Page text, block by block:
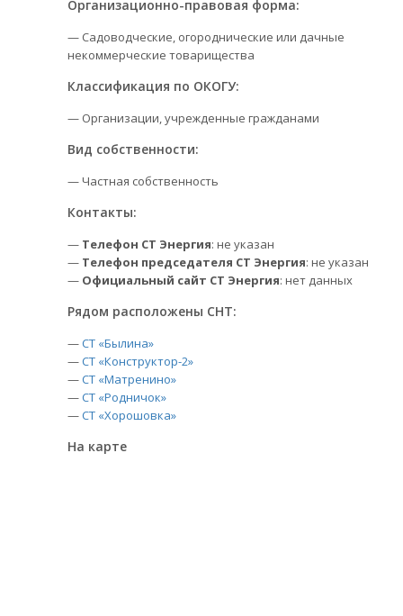
Организационно-правовая форма:
— Садоводческие, огороднические или дачные
некоммерческие товарищества
Классификация по ОКОГУ:
— Организации, учрежденные гражданами
Вид собственности:
— Частная собственность
Контакты:
— Телефон СТ Энергия: не указан
— Телефон председателя СТ Энергия: не указан
— Официальный сайт СТ Энергия: нет данных
Рядом расположены СНТ:
—СТ «Былина»
—СТ «Конструктор-2»
—СТ «Матренино»
—СТ «Родничок»
—СТ «Хорошовка»
На карте